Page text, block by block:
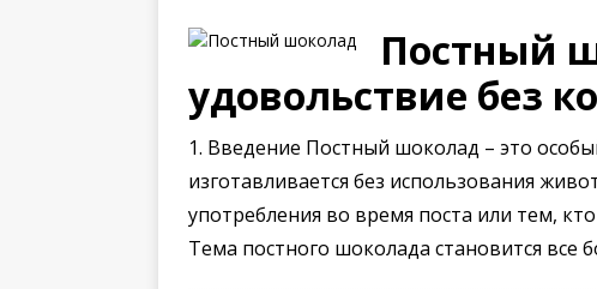
Постный
удовольствие без
1. Введение Постный шоколад – это
изготавливается без использования
употребления во время поста или тем,
Тема постного шоколада становится все